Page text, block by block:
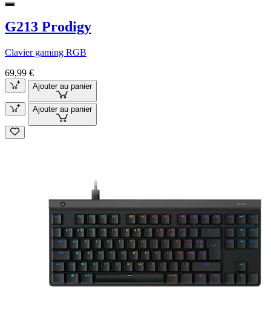
G213 Prodigy
Clavier gaming RGB
69,99 €
Ajouter au panier
Ajouter au panier